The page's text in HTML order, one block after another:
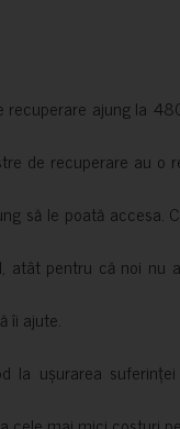
ajung la
de recuperare au o
să le poată accesa.
pentru că noi nu
îi ajute.
ușurarea